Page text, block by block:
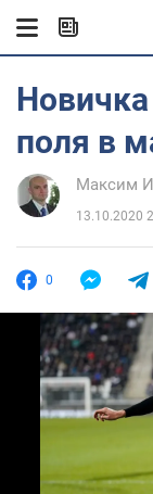
поля в
Максим
13.10.2020
0